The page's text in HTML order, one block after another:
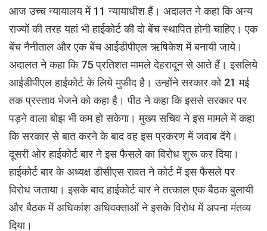
आज उच्च न्यायालय में 11 न्यायाधीश हैं। अदालत ने कहा कि अन्य
राज्यों की तरह यहां भी हाईकोर्ट की दो बेंच स्थापित होनी चाहिए। एक
बेंच नैनीताल और एक बेंच आईडीपीएल ऋषिकेश में बनायी जाये।
अदालत ने कहा कि 75 प्रतिशत मामले देहरादून से आते हैं। इसलिये
आईडीपीएल हाईकोर्ट के लिये मुफीद है। उन्होंने सरकार को 21 मई
तक प्रस्ताव भेजने को कहा है। पीठ ने कहा कि इससे सरकार पर
पड़ने वाला बोझ भी कम हो सकेगा। मुख्य सचिव ने इस मामले में कहा
कि सरकार से बात करने के बाद वह इस प्रकरण में जवाब देंगे।
दूसरी ओर हाईकोर्ट बार ने इस फैसले का विरोध शुरू कर दिया।
हाईकोर्ट बार के अध्यक्ष डीसीएस रावत ने कोर्ट में इस फैसले पर
विरोध जताया। इसके बाद हाईकोर्ट बार ने तत्काल एक बैठक बुलायी
और बैठक में अधिकांश अधिवक्ताओं ने इसके विरोध में अपना मंतव्य
दिया।